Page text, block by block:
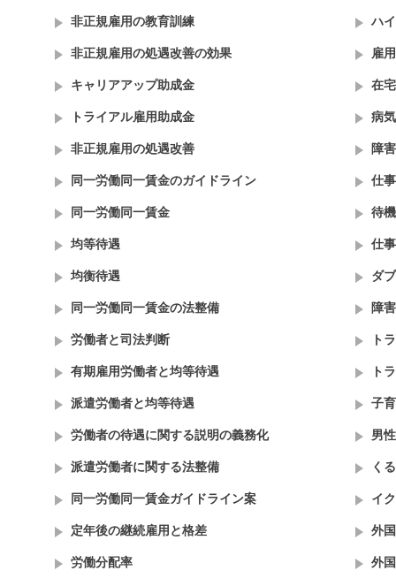
非正規雇用の教育訓練
非正規雇用の処遇改善の効果
キャリアアップ助成金
トライアル雇用助成金
非正規雇用の処遇改善
同一労働同一賃金のガイドライン
同一労働同一賃金
均等待遇
均衡待遇
同一労働同一賃金の法整備
労働者と司法判断
有期雇用労働者と均等待遇
派遣労働者と均等待遇
労働者の待遇に関する説明の義務化
派遣労働者に関する法整備
同一労働同一賃金ガイドライン案
定年後の継続雇用と格差
労働分配率
ハ
雇
在
病
障
仕
待
仕
ダ
障
ト
ト
子
男
く
イ
外
外